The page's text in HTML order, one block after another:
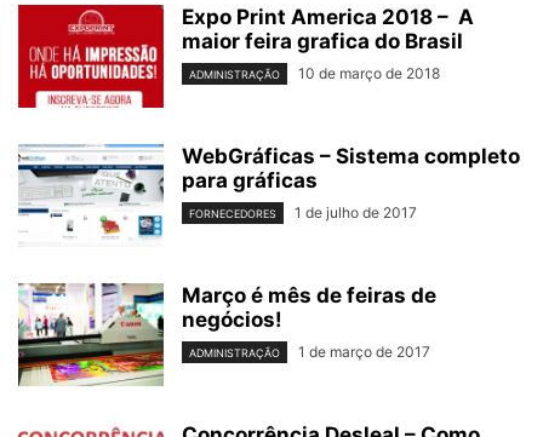
Expo Print America 2018 – A
maior feira grafica do Brasil
ADMINISTRAÇÃO 10 de março de 2018
WebGráficas – Sistema completo
para gráficas
FORNECEDORES 1 de julho de 2017
Março é mês de feiras de
negócios!
ADMINISTRAÇÃO 1 de março de 2017